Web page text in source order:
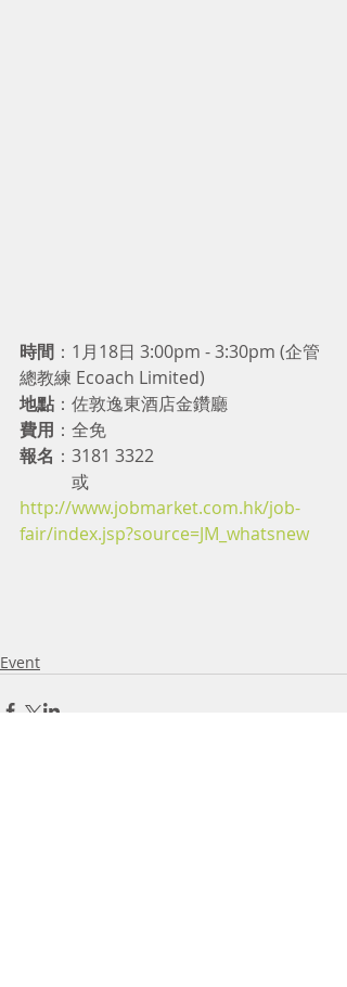
時間 ：1月18日 3:00pm - 3:30pm (企管
總教練 Ecoach Limited)
地點 ：佐敦逸東酒店金鑽廳
費用 ：全免
報名 ：3181 3322
            或
http://www.jobmarket.com.hk/job-
fair/index.jsp?source=JM_whatsnew
Event